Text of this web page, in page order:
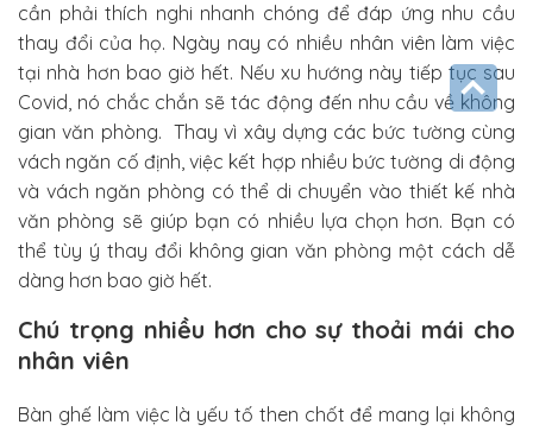
cần phải thích nghi nhanh chóng để đáp ứng nhu cầu
thay đổi của họ. Ngày nay có nhiều nhân viên làm việc
tại nhà hơn bao giờ hết. Nếu xu hướng này tiếp tục sau
Covid, nó chắc chắn sẽ tác động đến nhu cầu về không
gian văn phòng. Thay vì xây dựng các bức tường cùng
vách ngăn cố định, việc kết hợp nhiều bức tường di động
và vách ngăn phòng có thể di chuyển vào thiết kế nhà
văn phòng sẽ giúp bạn có nhiều lựa chọn hơn. Bạn có
thể tùy ý thay đổi không gian văn phòng một cách dễ
dàng hơn bao giờ hết.
Chú trọng nhiều hơn cho sự thoải mái cho
nhân viên
Bàn ghế làm việc là yếu tố then chốt để mang lại không